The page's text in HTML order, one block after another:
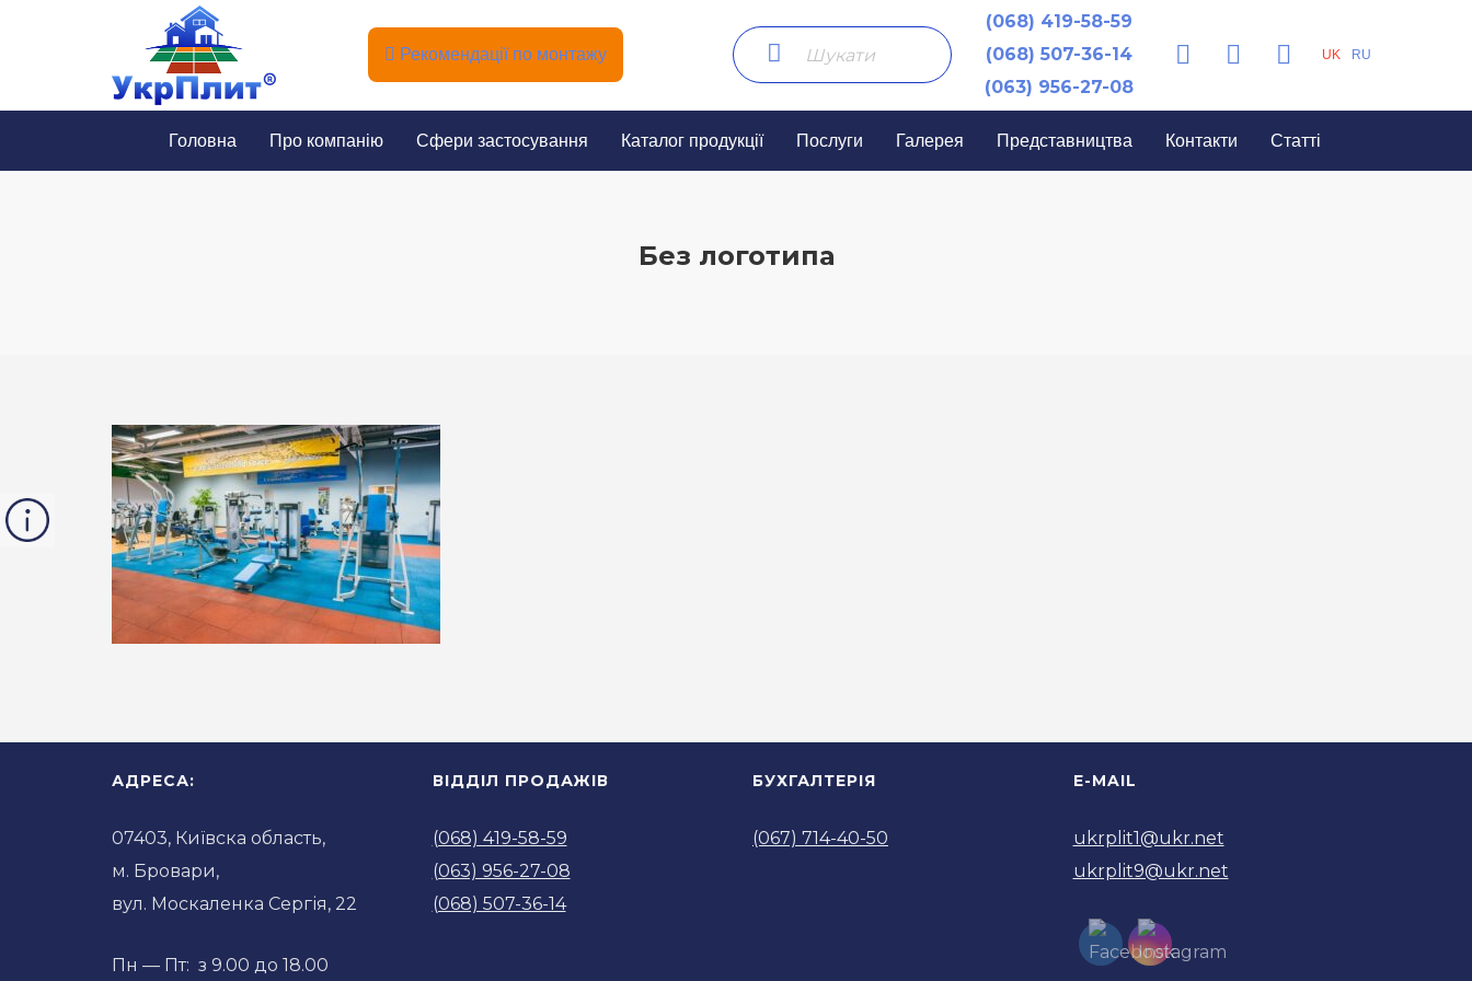
Рекомендації по монтажу
(068) 419-58-59
(068) 507-36-14
(063) 956-27-08
UK RU
Головна Про компанію Сфери застосування Каталог продукції Послуги Галерея Представництва Контакти Статті
Без логотипа
АДРЕСА:
07403, Київска область,
м. Бровари,
вул. Москаленка Сергія, 22
Пн — Пт: з 9.00 до 18.00
ВІДДІЛ ПРОДАЖІВ
(068) 419-58-59
(063) 956-27-08
(068) 507-36-14
БУХГАЛТЕРІЯ
(067) 714-40-50
E-MAIL
ukrplit1@ukr.net
ukrplit9@ukr.net